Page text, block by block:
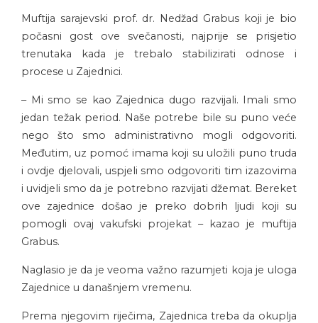
Muftija sarajevski prof. dr. Nedžad Grabus koji je bio
počasni gost ove svečanosti, najprije se prisjetio
trenutaka kada je trebalo stabilizirati odnose i
procese u Zajednici.
– Mi smo se kao Zajednica dugo razvijali. Imali smo
jedan težak period. Naše potrebe bile su puno veće
nego što smo administrativno mogli odgovoriti.
Međutim, uz pomoć imama koji su uložili puno truda
i ovdje djelovali, uspjeli smo odgovoriti tim izazovima
i uvidjeli smo da je potrebno razvijati džemat. Bereket
ove zajednice došao je preko dobrih ljudi koji su
pomogli ovaj vakufski projekat – kazao je muftija
Grabus.
Naglasio je da je veoma važno razumjeti koja je uloga
Zajednice u današnjem vremenu.
Prema njegovim riječima, Zajednica treba da okuplja